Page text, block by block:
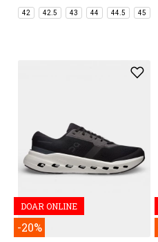
42 42.5 43 44 44.5 45
DOAR ONLINE
-20%